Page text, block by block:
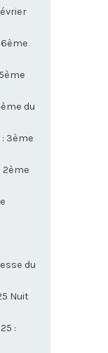
du
3ème
2ème
du
Nuit
: